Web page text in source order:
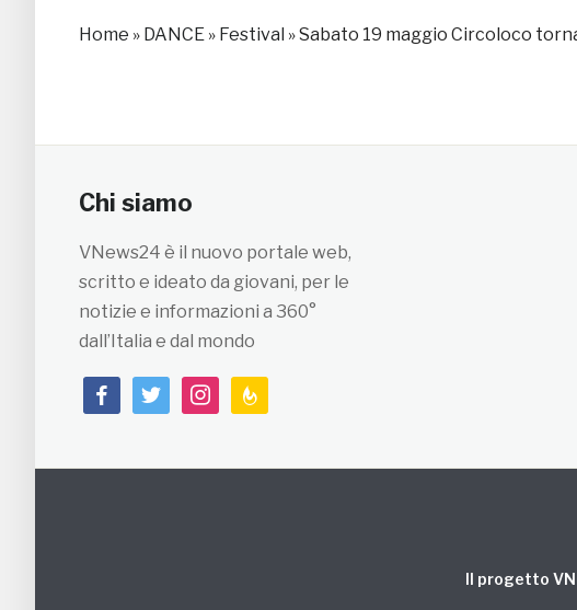
Home » DANCE » Festival »Sabato 19 maggio Circoloco
Chi siamo
VNews24 è il nuovo portale web,
scritto e ideato da giovani, per le
notizie e informazioni a 360°
dall’Italia e dal mondo
facebooktwitterinstagramfeedburner
Il progetto